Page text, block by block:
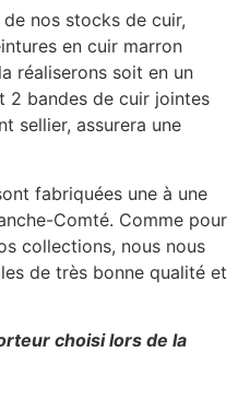
de nos stocks de cuir,
en cuir marron
réaliserons soit en un
2 bandes de cuir jointes
sellier, assurera une
fabriquées une à une
Comté. Comme pour
collections, nous nous
de très bonne qualité et
choisi lors de la